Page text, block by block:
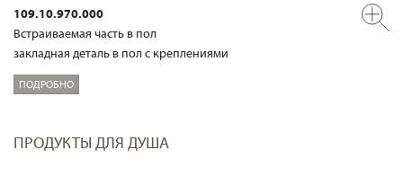
109.10.970.000
Встраиваемая часть в пол
закладная деталь в пол с креплениями
ПОДРОБНО
ПРОДУКТЫ ДЛЯ ДУША